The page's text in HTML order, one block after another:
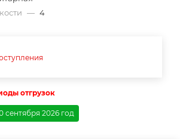
— 4
отгрузок
сентября 2026 год